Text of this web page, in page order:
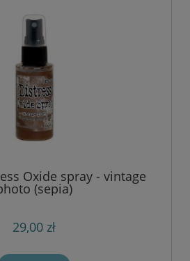
Oxide spray - vintage
(sepia)
29,00 zł